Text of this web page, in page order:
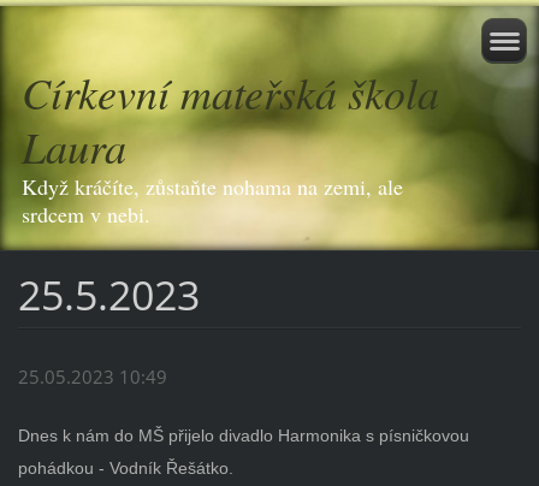
Církevní mateřská škola
Laura
Když kráčíte, zůstaňte nohama na zemi, ale
srdcem v nebi.
25.5.2023
25.05.2023 10:49
Dnes k nám do MŠ přijelo divadlo Harmonika s písničkovou
pohádkou - Vodník Řešátko.